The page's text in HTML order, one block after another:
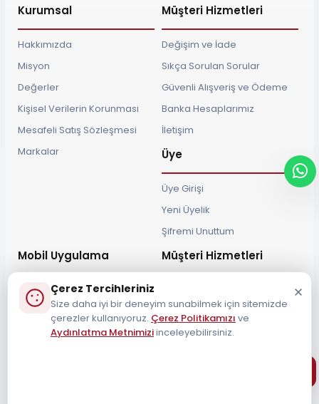
Kurumsal
Hakkımızda
Misyon
Değerler
Kişisel Verilerin Korunması
Mesafeli Satış Sözleşmesi
Markalar
Müşteri Hizmetleri
Değişim ve İade
Sıkça Sorulan Sorular
Güvenli Alışveriş ve Ödeme
Banka Hesaplarımız
İletişim
Üye
Üye Girişi
Yeni Üyelik
Şifremi Unuttum
Mobil Uygulama Müşteri Hizmetleri
Müşteri Destek Hattı
Çerez Tercihleriniz
Size daha iyi bir deneyim sunabilmek için sitemizde
çerezler kullanıyoruz. Çerez Politikamızı ve
Aydınlatma Metnimiziinceleyebilirsiniz.